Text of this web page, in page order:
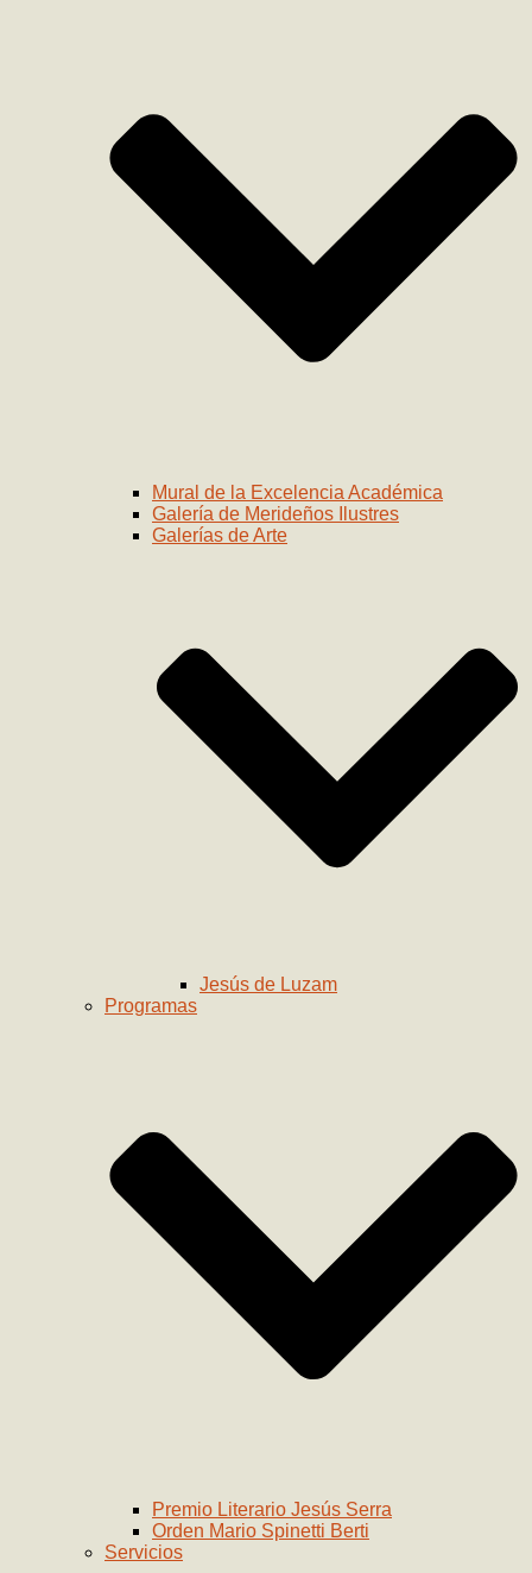
Mural de la Excelencia Académica
Galería de Merideños Ilustres
Galerías de Arte
Jesús de Luzam
Programas
Premio Literario Jesús Serra
Orden Mario Spinetti Berti
Servicios